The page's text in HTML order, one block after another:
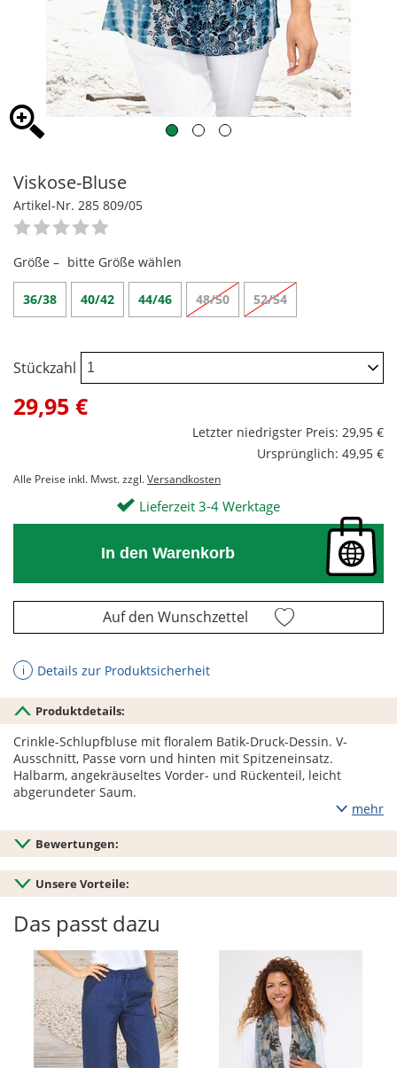
Viskose-Bluse
Artikel-Nr. 285 809/05
Größe – bitte Größe wählen
36/38 40/42 44/46 48/50 52/54
Stückzahl
29,95 €
Letzter niedrigster Preis: 29,95 €
Ursprünglich: 49,95 €
Alle Preise inkl. Mwst. zzgl.Versandkosten
Lieferzeit 3-4 Werktage
In den Warenkorb
Auf den Wunschzettel
ℹ Details zur Produktsicherheit
Produktdetails:
Crinkle-Schlupfbluse mit floralem Batik-Druck-Dessin. V-
Ausschnitt, Passe vorn und hinten mit Spitzeneinsatz.
Halbarm, angekräuseltes Vorder- und Rückenteil, leicht
abgerundeter Saum.
mehr
Bewertungen:
Unsere Vorteile:
Das passt dazu